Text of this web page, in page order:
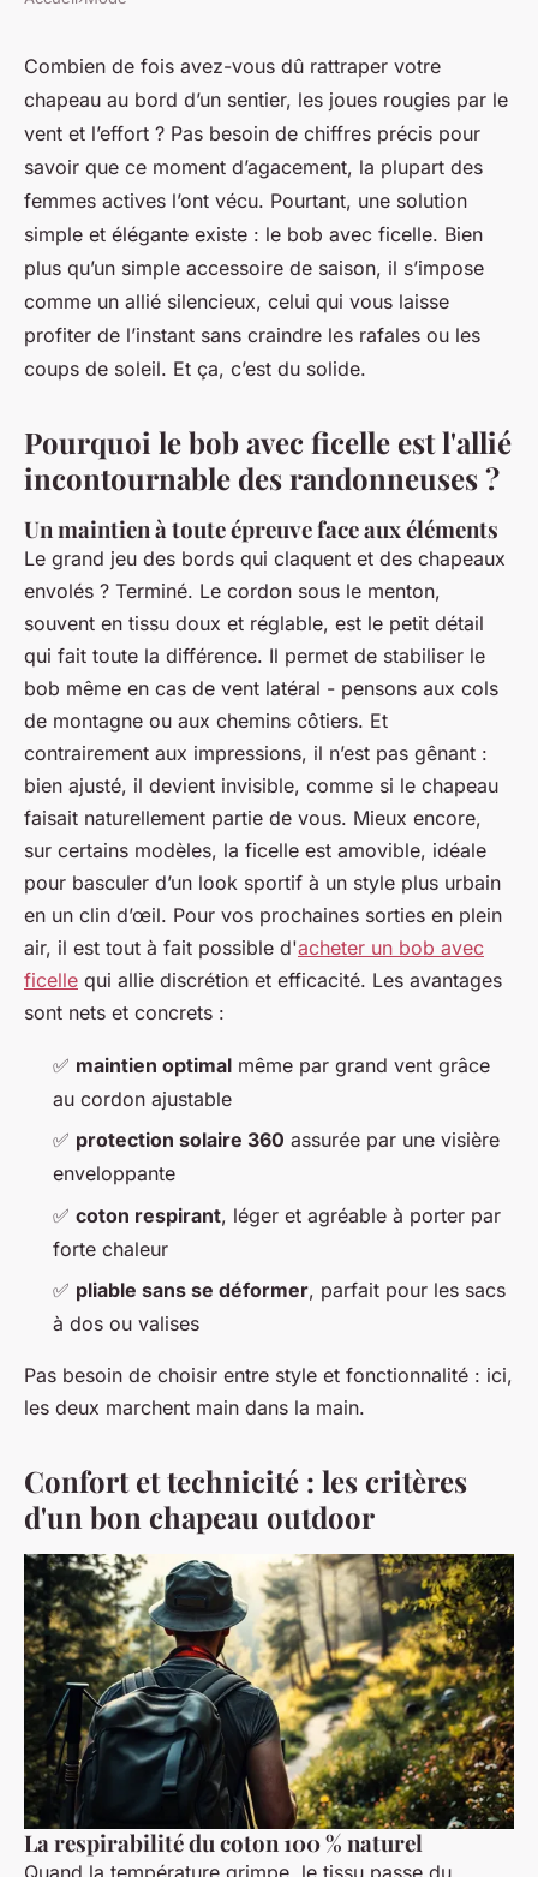
Les meilleures raisons de
choisir un bob à ficelle en
randonnée
Radegonda•26/05/2026 13:13 •8 min de lecture
Combien de fois avez-vous dû rattraper votre
chapeau au bord d’un sentier, les joues rougies par le
vent et l’effort ? Pas besoin de chiffres précis pour
savoir que ce moment d’agacement, la plupart des
femmes actives l’ont vécu. Pourtant, une solution
simple et élégante existe : le bob avec ficelle. Bien
plus qu’un simple accessoire de saison, il s’impose
comme un allié silencieux, celui qui vous laisse
profiter de l’instant sans craindre les rafales ou les
coups de soleil. Et ça, c’est du solide.
Pourquoi le bob avec ficelle est l'allié
incontournable des randonneuses ?
Un maintien à toute épreuve face aux éléments
Le grand jeu des bords qui claquent et des chapeaux
envolés ? Terminé. Le cordon sous le menton,
souvent en tissu doux et réglable, est le petit détail
qui fait toute la différence. Il permet de stabiliser le
bob même en cas de vent latéral - pensons aux cols
de montagne ou aux chemins côtiers. Et
contrairement aux impressions, il n’est pas gênant :
bien ajusté, il devient invisible, comme si le chapeau
faisait naturellement partie de vous. Mieux encore,
sur certains modèles, la ficelle est amovible, idéale
pour basculer d’un look sportif à un style plus urbain
en un clin d’œil. Pour vos prochaines sorties en plein
air, il est tout à fait possible d'acheter un bob avec
ficelle qui allie discrétion et efficacité. Les avantages
sont nets et concrets :
✅ maintien optimal même par grand vent grâce
au cordon ajustable
✅ protection solaire 360 assurée par une visière
enveloppante
✅ coton respirant, léger et agréable à porter par
forte chaleur
✅ pliable sans se déformer, parfait pour les sacs
à dos ou valises
Pas besoin de choisir entre style et fonctionnalité : ici,
les deux marchent main dans la main.
Confort et technicité : les critères
d'un bon chapeau outdoor
La respirabilité du coton 100 % naturel
Quand la température grimpe, le tissu passe du